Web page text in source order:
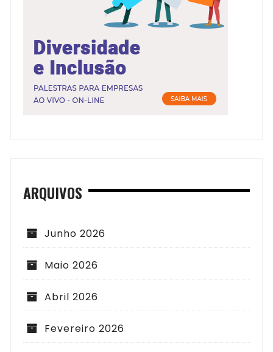
ARQUIVOS
Junho 2026
Maio 2026
Abril 2026
Fevereiro 2026